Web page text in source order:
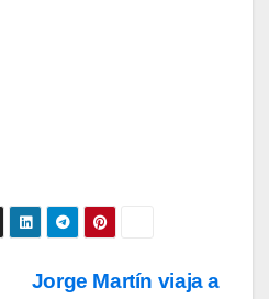
Jorge Martín viaja a